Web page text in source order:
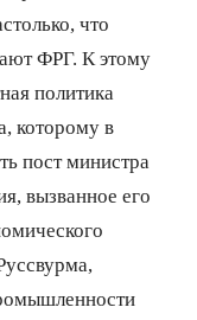
что
ФРГ. К этому
политика
которому в
пост министра
вызванное его